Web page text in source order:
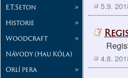
E.T.Seton
»
Historie
»
Woodcraft
»
Návody (Hau Kóla)
Orlí pera
»
5.9.
4.8.